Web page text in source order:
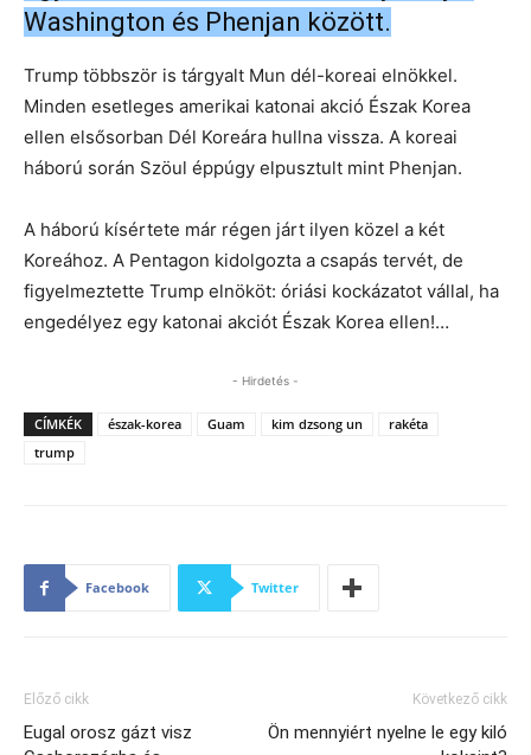
Washington és Phenjan között.
Trump többször is tárgyalt Mun dél-koreai elnökkel.
Minden esetleges amerikai katonai akció Észak Korea
ellen elsősorban Dél Koreára hullna vissza. A koreai
háború során Szöul éppúgy elpusztult mint Phenjan.
A háború kísértete már régen járt ilyen közel a két
Koreához. A Pentagon kidolgozta a csapás tervét, de
figyelmeztette Trump elnököt: óriási kockázatot vállal, ha
engedélyez egy katonai akciót Észak Korea ellen!…
- Hirdetés -
CÍMKÉK észak-korea Guam kim dzsong un
rakéta
trump
Facebook Twitter
Előző cikk
Eugal orosz gázt visz
Következő cikk
Ön mennyiért nyelne le egy kiló